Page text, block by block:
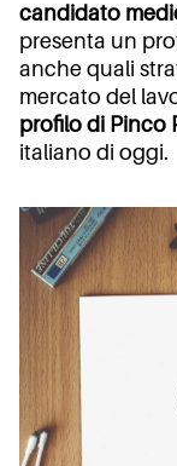
candidato
presenta un
anche quali
mercato del
profilo di Pinco
italiano di oggi.